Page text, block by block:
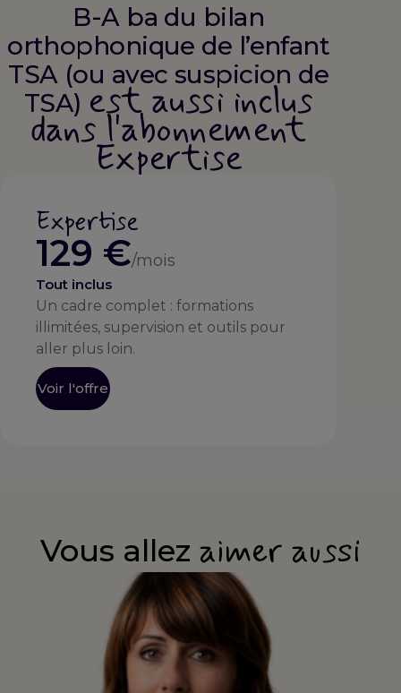
B-A ba du bilan
orthophonique de l’enfant
TSA (ou avec suspicion de
TSA) est aussi inclus
dans l'abonnement
Expertise
Expertise
129 €/mois
Tout inclus
Un cadre complet : formations
illimitées, supervision et outils pour
aller plus loin.
Voir l'offre
Vous allez aimer aussi